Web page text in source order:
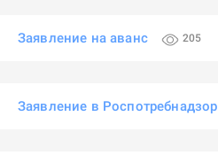
Заявление на аванс 205
Заявление в Роспотребнадзор